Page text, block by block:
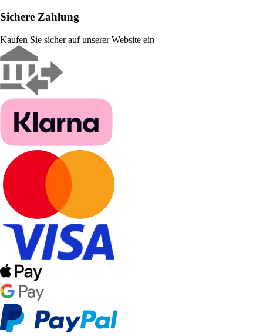
Sichere Zahlung
Kaufen Sie sicher auf unserer Website ein